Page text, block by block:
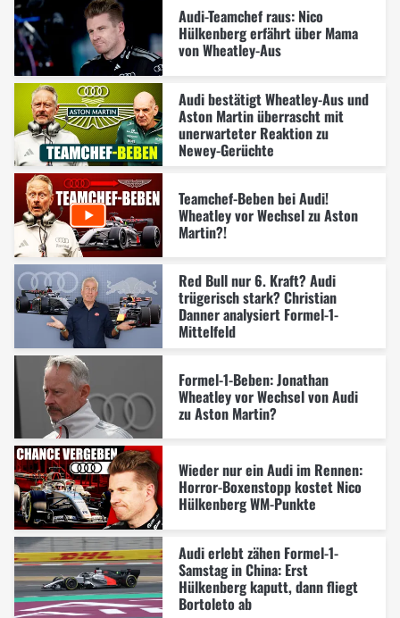
Audi-Teamchef raus: Nico
Hülkenberg erfährt über Mama
von Wheatley-Aus
Audi bestätigt Wheatley-Aus und
Aston Martin überrascht mit
unerwarteter Reaktion zu
Newey-Gerüchte
Teamchef-Beben bei Audi!
Wheatley vor Wechsel zu Aston
Martin?!
Red Bull nur 6. Kraft? Audi
trügerisch stark? Christian
Danner analysiert Formel-1-
Mittelfeld
Formel-1-Beben: Jonathan
Wheatley vor Wechsel von Audi
zu Aston Martin?
Wieder nur ein Audi im Rennen:
Horror-Boxenstopp kostet Nico
Hülkenberg WM-Punkte
Audi erlebt zähen Formel-1-
Samstag in China: Erst
Hülkenberg kaputt, dann fliegt
Bortoleto ab